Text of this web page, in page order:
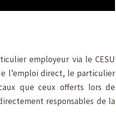
employeur via le CESU
l’emploi direct, le particulier
que ceux offerts lors de
responsables de la